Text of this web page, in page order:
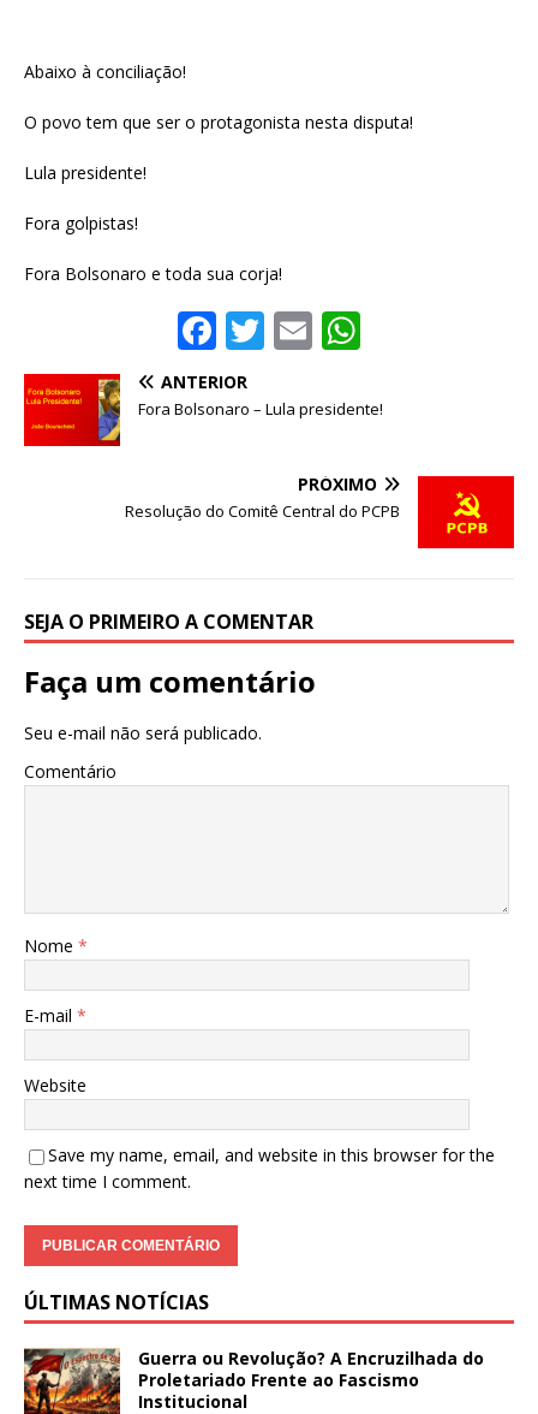
Abaixo à conciliação!
O povo tem que ser o protagonista nesta disputa!
Lula presidente!
Fora golpistas!
Fora Bolsonaro e toda sua corja!
F
a
c
o
T
it
E
ai at
A
p
ANTERIOR
Fora Bolsonaro – Lula presidente!
PRÓXIMO
Resolução do Comitê Central do PCPB
SEJA O PRIMEIRO A COMENTAR
Faça um comentário
Seu e-mail não será publicado.
Comentário
Nome *
E-mail *
Website
Save my name, email, and website in this browser for the
next time I comment.
ÚLTIMAS NOTÍCIAS
Guerra ou Revolução? A Encruzilhada do
Proletariado Frente ao Fascismo
Institucional